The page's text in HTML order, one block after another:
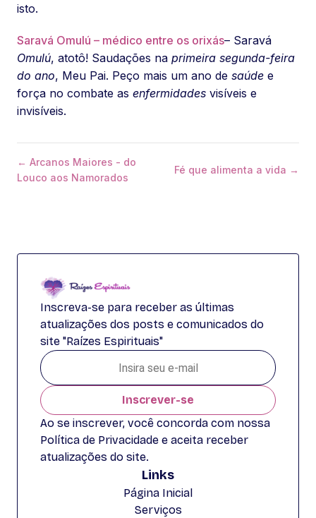
isto.
Saravá Omulú – médico entre os orixás– Saravá
Omulú, atotô! Saudações na primeira segunda-feira
do ano, Meu Pai. Peço mais um ano de saúde e
força no combate as enfermidades visíveis e
invisíveis.
← Arcanos Maiores - do
Louco aos Namorados
Fé que alimenta a vida →
Inscreva-se para receber as últimas
atualizações dos posts e comunicados do
site "Raízes Espirituais"
Inscrever-se
Ao se inscrever, você concorda com nossa
Política de Privacidade e aceita receber
atualizações do site.
Links
Página Inicial
Serviços